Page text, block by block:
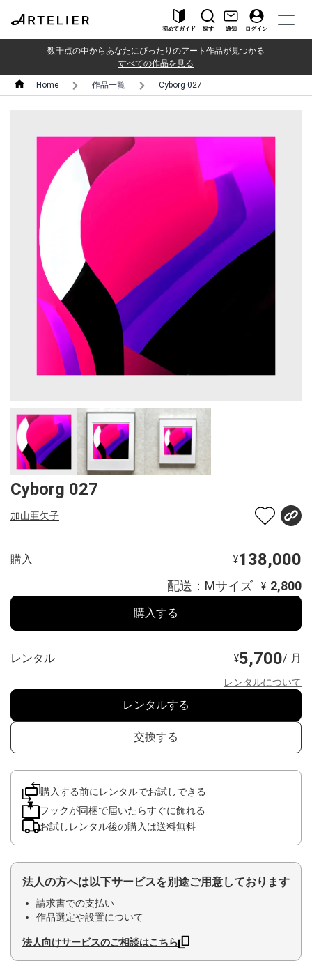
初めてガイド 探す 通知 ログイン
数千点の中からあなたにぴったりのアート作品が見つかる
すべての作品を見る
Home 作品一覧 Cyborg 027
Cyborg 027
加山亜矢子
購入 ¥138,000
配送：Mサイズ ¥ 2,800
購入する
レンタル ¥5,700/ 月
レンタルについて
レンタルする
交換する
購入する前にレンタルでお試しできる
フックが同梱で届いたらすぐに飾れる
お試しレンタル後の購入は送料無料
法人の方へは以下サービスを別途ご用意しております
請求書での支払い
作品選定や設置について
法人向けサービスのご相談はこちら